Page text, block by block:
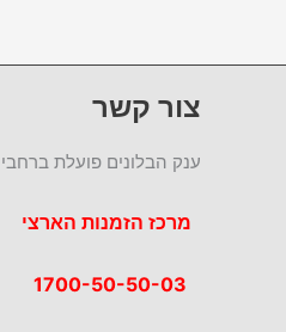
צור קשר
ענק הבלונים פועלת
מרכז הזמנות הארצי